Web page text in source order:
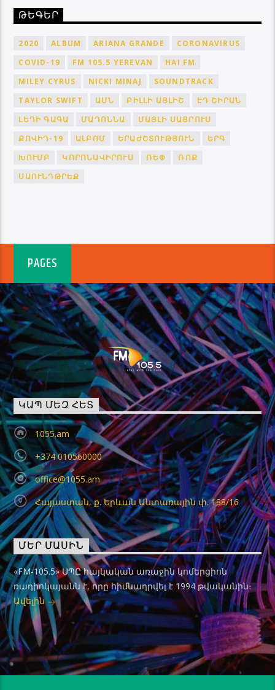
ԹԵԳԵՐ
2020 ALBUM ARIANA GRANDE
CORONAVIRUS
COVID-19
FM 105.5 YEREVAN
HAI FM
MILEY CYRUS
NICKI MINAJ
SOUNDTRACK
TAYLOR SWIFT
ԱՄՆ ԲԻԼԼԻ ԱՅԼԻՇ
ԷԴ ՇԻՐԱՆ
ԼԵԴԻ ԳԱԳԱ
ՄԱԴՈՆՆԱ
ՄԱՅԼԻ ՍԱՅՐՈՒՍ
ՔՈՎԻԴ-19
ԱԼԲՈՄ ԵՐԱԺՇՏՈՒԹՅՈՒՆ
ԵՐԳ
ԽՈՒՄԲ
ԿՈՐՈՆԱՎԻՐՈՒՍ ՌԵՓ
ՌՈՔ
ՍԱՈՒՆԴԹՐԵՔ
PAGES
ԿԱՊ ՄԵԶ ՀԵՏ
1055.am
+374 010560000
office@1055.am
Հայաստան, ք. Երևան Անտառային փ. 188/16
ՄԵՐ ՄԱՍԻՆ
«FM-105.5» ՍՊԸ հայկական առաջին կոմերցիոն
ռադիոկայանն է, որը հիմնադրվել է 1994 թվականին։
Ավելին